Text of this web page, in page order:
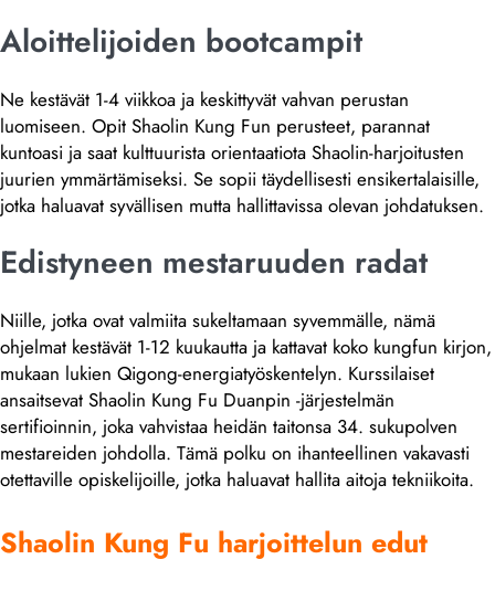
Aloittelijoiden bootcampit
Ne kestävät 1-4 viikkoa ja keskittyvät vahvan perustan
luomiseen. Opit Shaolin Kung Fun perusteet, parannat
kuntoasi ja saat kulttuurista orientaatiota Shaolin-harjoitusten
juurien ymmärtämiseksi. Se sopii täydellisesti ensikertalaisille,
jotka haluavat syvällisen mutta hallittavissa olevan johdatuksen.
Edistyneen mestaruuden radat
Niille, jotka ovat valmiita sukeltamaan syvemmälle, nämä
ohjelmat kestävät 1-12 kuukautta ja kattavat koko kungfun kirjon,
mukaan lukien Qigong-energiatyöskentelyn. Kurssilaiset
ansaitsevat Shaolin Kung Fu Duanpin -järjestelmän
sertifioinnin, joka vahvistaa heidän taitonsa 34. sukupolven
mestareiden johdolla. Tämä polku on ihanteellinen vakavasti
otettaville opiskelijoille, jotka haluavat hallita aitoja tekniikoita.
Shaolin Kung Fu harjoittelun edut